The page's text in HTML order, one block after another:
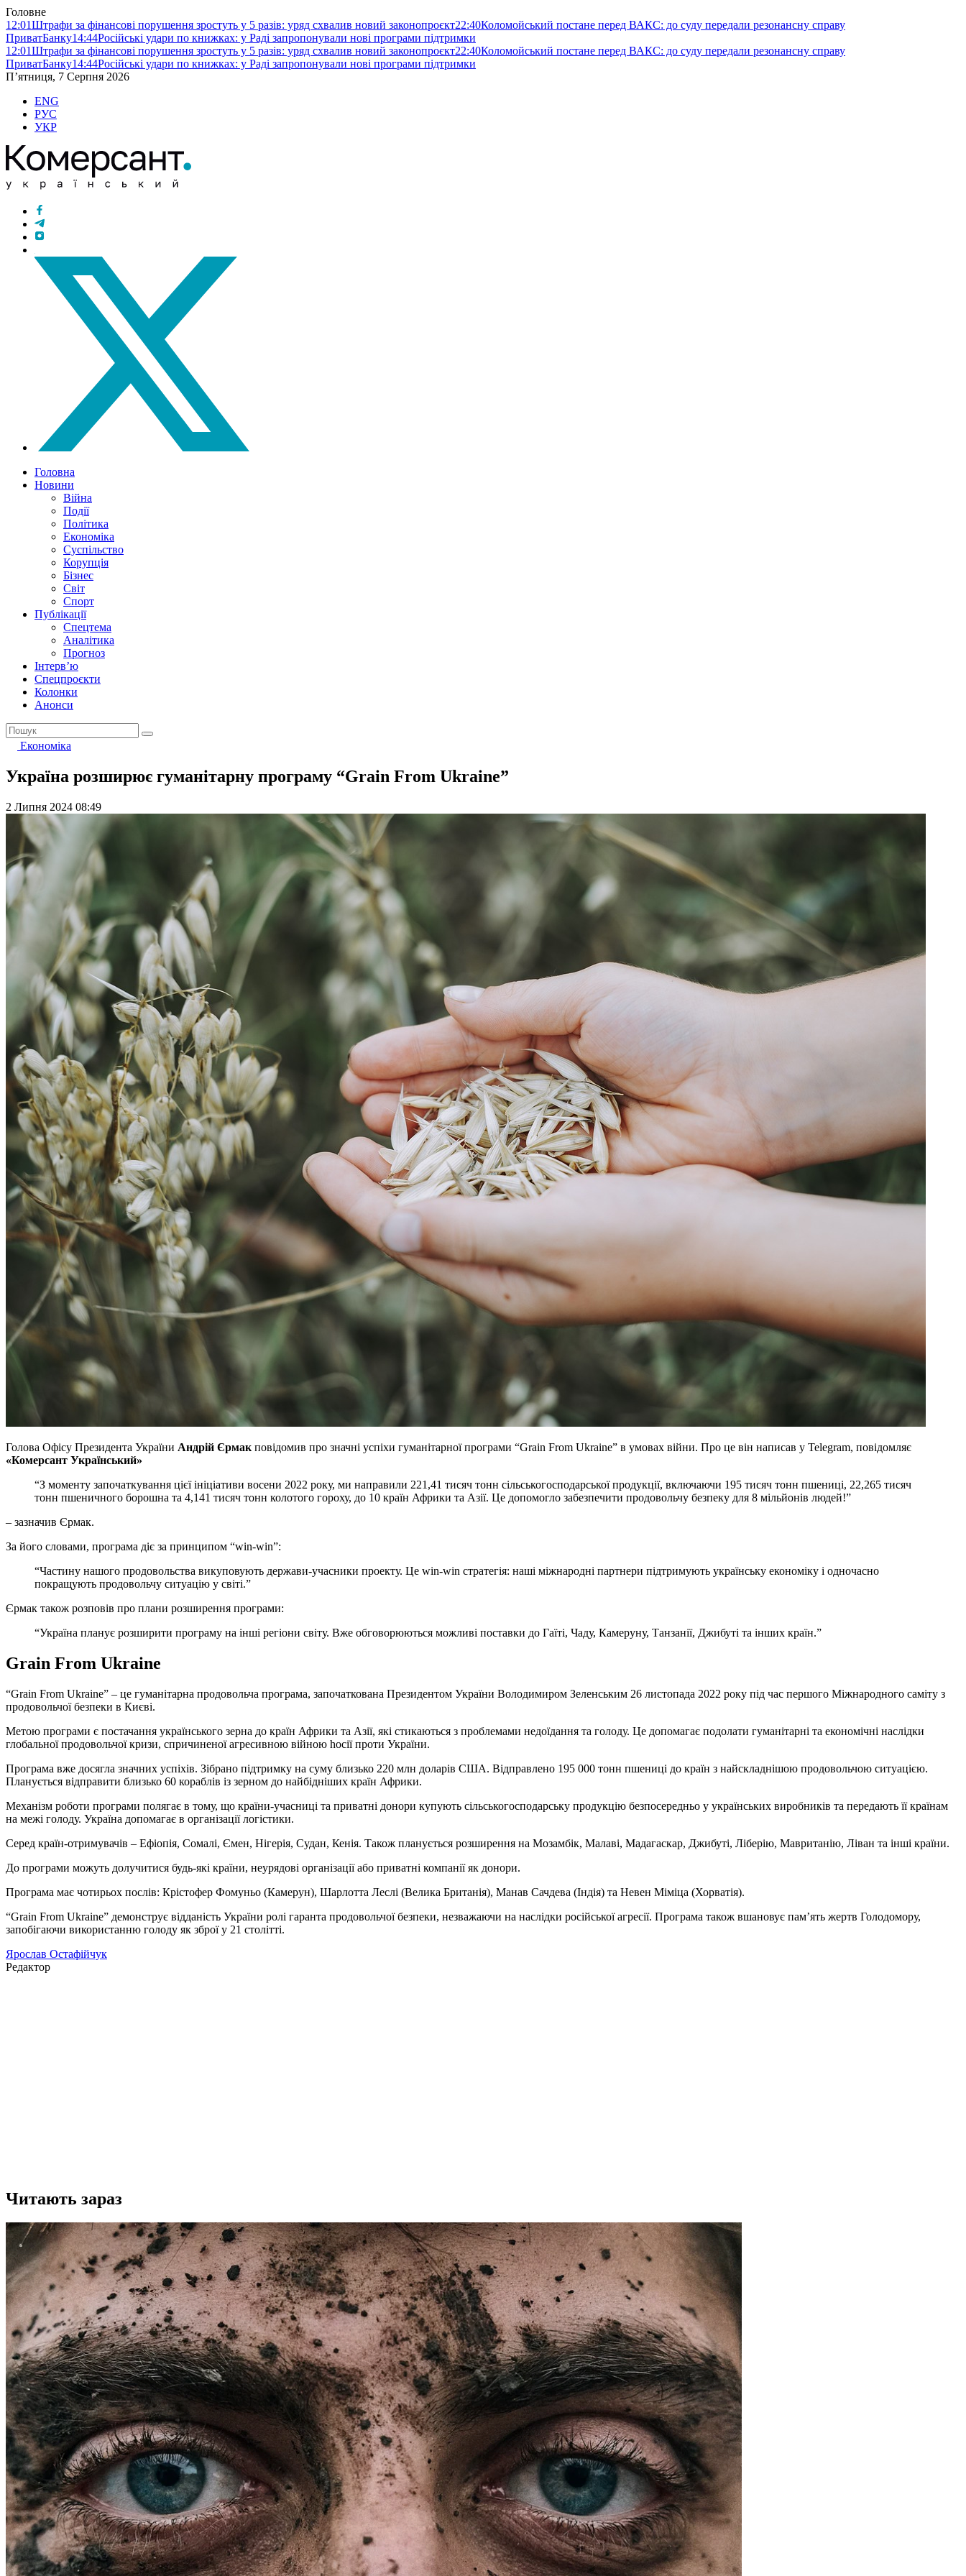
Головне
12:01Штрафи за фінансові порушення зростуть у 5 разів: уряд схвалив новий законопроєкт22:40Коломойський постане перед ВАКС: до суду передали резонансну справу
ПриватБанку14:44Російські удари по книжках: у Раді запропонували нові програми підтримки
12:01Штрафи за фінансові порушення зростуть у 5 разів: уряд схвалив новий законопроєкт22:40Коломойський постане перед ВАКС: до суду передали резонансну справу
ПриватБанку14:44Російські удари по книжках: у Раді запропонували нові програми підтримки
П’ятниця, 7 Серпня 2026
ENG
РУС
УКР
Головна
Новини
Війна
Події
Політика
Економіка
Суспільство
Корупція
Бізнес
Світ
Спорт
Публікації
Спецтема
Аналітика
Прогноз
Інтерв’ю
Спецпроєкти
Колонки
Анонси
Економіка
Україна розширює гуманітарну програму “Grain From Ukraine”
2 Липня 2024 08:49
Голова Офісу Президента України Андрій Єрмак повідомив про значні успіхи гуманітарної програми “Grain From Ukraine” в умовах війни. Про це він написав у Telegram, повідомляє
«Комерсант Український»
“З моменту започаткування цієї ініціативи восени 2022 року, ми направили 221,41 тисяч тонн сільськогосподарської продукції, включаючи 195 тисяч тонн пшениці, 22,265 тисяч
тонн пшеничного борошна та 4,141 тисяч тонн колотого гороху, до 10 країн Африки та Азії. Це допомогло забезпечити продовольчу безпеку для 8 мільйонів людей!”
– зазначив Єрмак.
За його словами, програма діє за принципом “win-win”:
“Частину нашого продовольства викуповують держави-учасники проекту. Це win-win стратегія: наші міжнародні партнери підтримують українську економіку і одночасно
покращують продовольчу ситуацію у світі.”
Єрмак також розповів про плани розширення програми:
“Україна планує розширити програму на інші регіони світу. Вже обговорюються можливі поставки до Гаїті, Чаду, Камеруну, Танзанії, Джибуті та інших країн.”
Grain From Ukraine
“Grain From Ukraine” – це гуманітарна продовольча програма, започаткована Президентом України Володимиром Зеленським 26 листопада 2022 року під час першого Міжнародного саміту з
продовольчої безпеки в Києві.
Метою програми є постачання українського зерна до країн Африки та Азії, які стикаються з проблемами недоїдання та голоду. Це допомагає подолати гуманітарні та економічні наслідки
глобальної продовольчої кризи, спричиненої агресивною війною hосії проти України.
Програма вже досягла значних успіхів. Зібрано підтримку на суму близько 220 млн доларів США. Відправлено 195 000 тонн пшениці до країн з найскладнішою продовольчою ситуацією.
Планується відправити близько 60 кораблів із зерном до найбідніших країн Африки.
Механізм роботи програми полягає в тому, що країни-учасниці та приватні донори купують сільськогосподарську продукцію безпосередньо у українських виробників та передають її країнам
на межі голоду. Україна допомагає в організації логістики.
Серед країн-отримувачів – Ефіопія, Сомалі, Ємен, Нігерія, Судан, Кенія. Також планується розширення на Мозамбік, Малаві, Мадагаскар, Джибуті, Ліберію, Мавританію, Ліван та інші країни.
До програми можуть долучитися будь-які країни, неурядові організації або приватні компанії як донори.
Програма має чотирьох послів: Крістофер Фомуньо (Камерун), Шарлотта Леслі (Велика Британія), Манав Сачдева (Індія) та Невен Міміца (Хорватія).
“Grain From Ukraine” демонструє відданість України ролі гаранта продовольчої безпеки, незважаючи на наслідки російської агресії. Програма також вшановує пам’ять жертв Голодомору,
запобігаючи використанню голоду як зброї у 21 столітті.
Ярослав Остафійчук
Редактор
Читають зараз